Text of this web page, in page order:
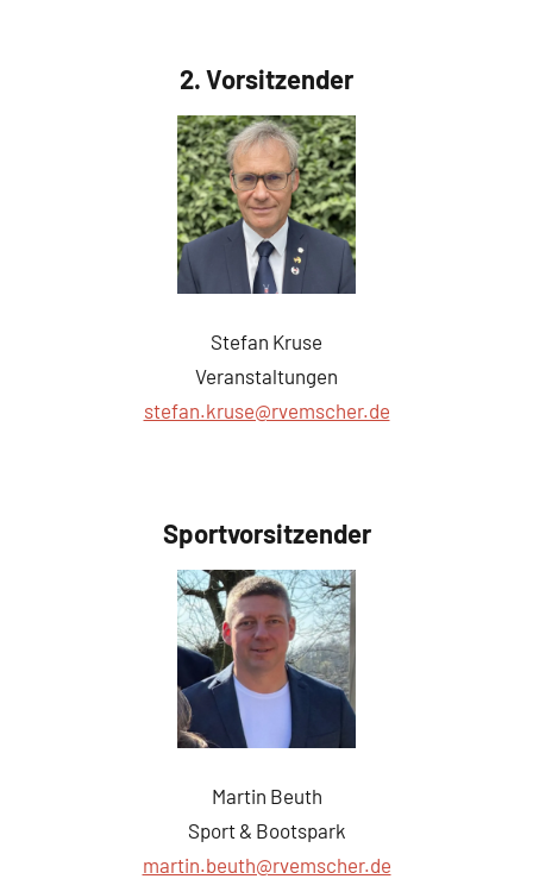
2. Vorsitzender
Stefan Kruse
Veranstaltungen
stefan.kruse@rvemscher.de
Sportvorsitzender
Martin Beuth
Sport & Bootspark
martin.beuth@rvemscher.de